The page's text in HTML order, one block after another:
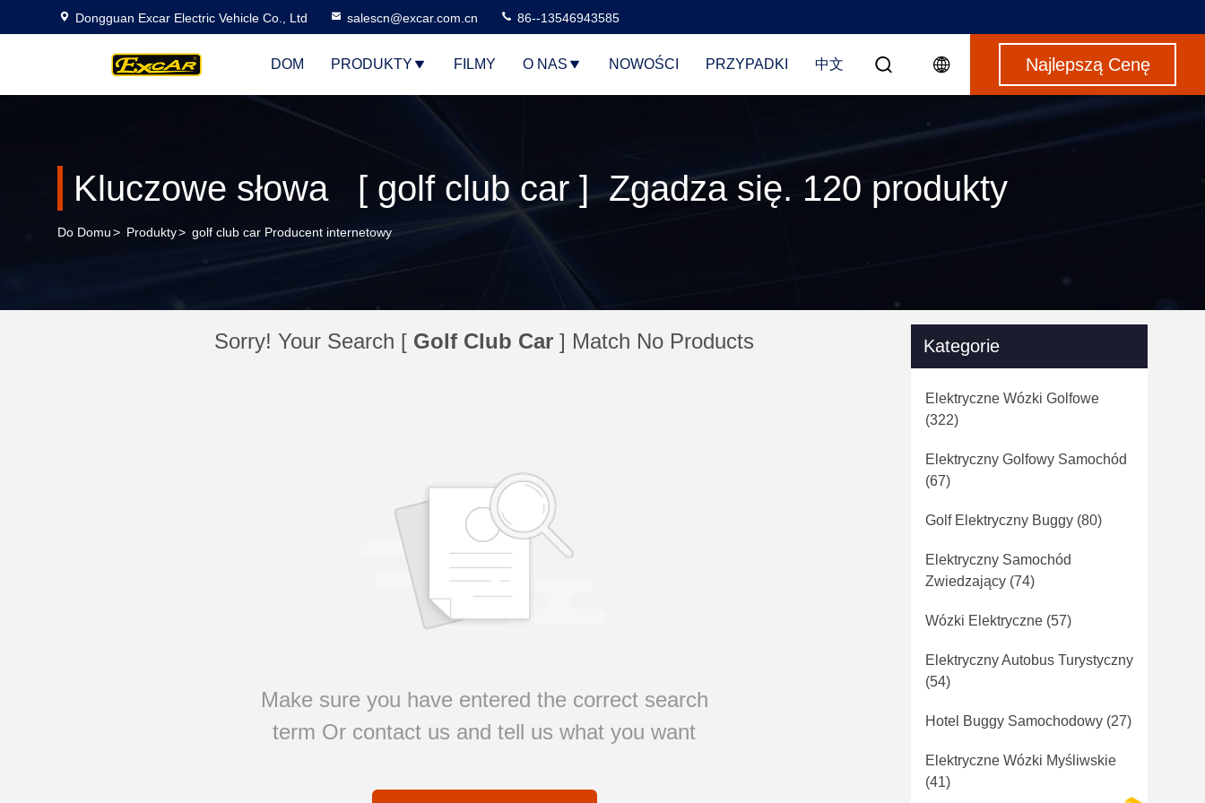
Dongguan Excar Electric Vehicle Co., Ltd salescn@excar.com.cn 86--13546943585
DOM PRODUKTY FILMY O NAS NOWOŚCI PRZYPADKI 中文 Najlepszą Cenę
Kluczowe słowa [ golf club car ] Zgadza się. 120 produkty
Do Domu> Produkty> golf club car Producent internetowy
Sorry! Your Search [ Golf Club Car ] Match No Products
Make sure you have entered the correct search
term Or contact us and tell us what you want
Kategorie
Elektryczne Wózki Golfowe
(322)
Elektryczny Golfowy Samochód
(67)
Golf Elektryczny Buggy (80)
Elektryczny Samochód
Zwiedzający (74)
Wózki Elektryczne (57)
Elektryczny Autobus Turystyczny
(54)
Hotel Buggy Samochodowy (27)
Elektryczne Wózki Myśliwskie
(41)